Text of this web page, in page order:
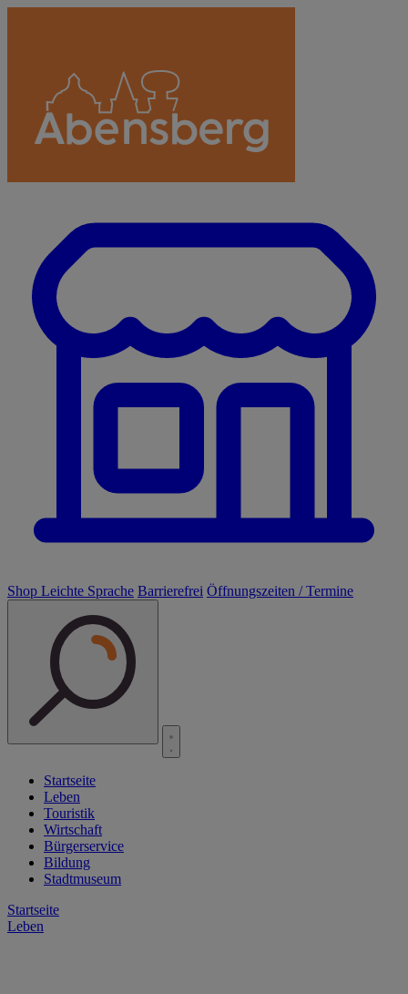
Shop Leichte Sprache Barrierefrei Öffnungszeiten / Termine
Startseite
Leben
Touristik
Wirtschaft
Bürgerservice
Bildung
Stadtmuseum
Startseite
Leben